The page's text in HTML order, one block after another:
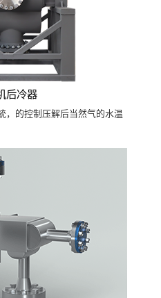
后冷器
，的控制压解后当然气的水温